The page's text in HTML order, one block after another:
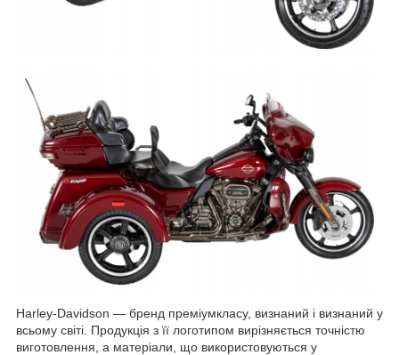
Harley-Davidson — бренд преміумкласу, визнаний і визнаний у
всьому світі. Продукція з її логотипом вирізняється точністю
виготовлення, а матеріали, що використовуються у